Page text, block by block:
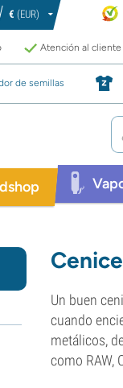
€ (EUR)
Atención al
de semillas
Un buen
cuando
metálicos,
como RAW,